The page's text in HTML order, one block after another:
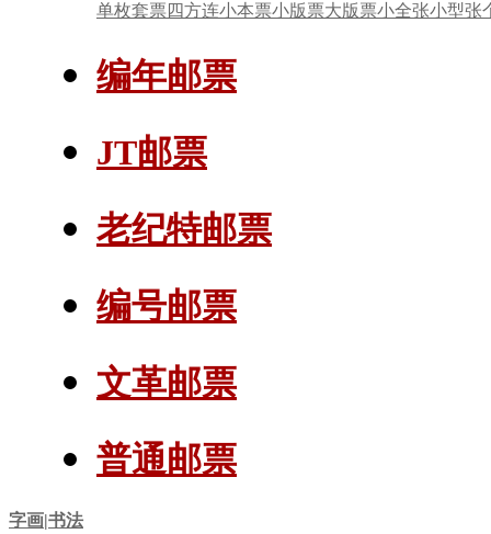
单枚套票 四方连小本票小版票大版票小全张小型张
编年邮票
JT邮票
老纪特邮票
编号邮票
文革邮票
普通邮票
字画|书法